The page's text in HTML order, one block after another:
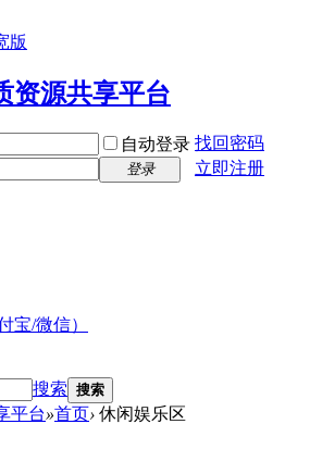
版
自动登录 找回密码
登录
立即注册
宝/微信）
搜索 搜索
平台»首页› 休闲娱乐区